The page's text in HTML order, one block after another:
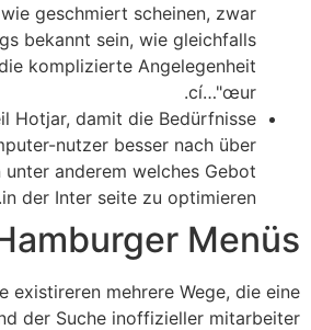
geschmiert scheinen, zwar
bekannt sein, wie gleichfalls
komplizierte Angelegenheit
cí…"œur.
Hotjar, damit die Bedürfnisse
nutzer besser nach über
anderem welches Gebot
in der Inter seite zu optimieren.
Menüs
existireren mehrere Wege, die eine
der Suche inoffizieller mitarbeiter